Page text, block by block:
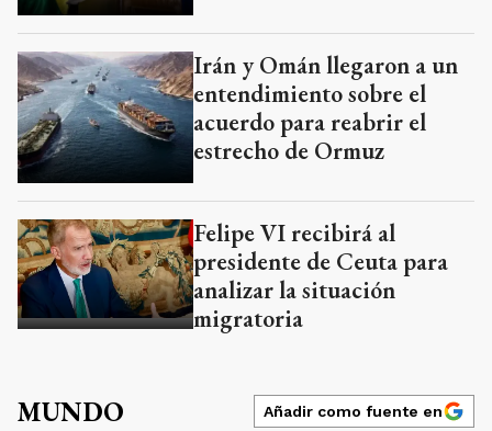
Irán y Omán llegaron a un
entendimiento sobre el
acuerdo para reabrir el
estrecho de Ormuz
Felipe VI recibirá al
presidente de Ceuta para
analizar la situación
migratoria
MUNDO Añadir como fuente en